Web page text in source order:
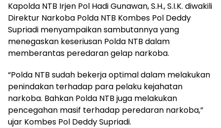
Kapolda NTB Irjen Pol Hadi Gunawan, S.H., S.I.K. diwakili
Direktur Narkoba Polda NTB Kombes Pol Deddy
Supriadi menyampaikan sambutannya yang
menegaskan keseriusan Polda NTB dalam
memberantas peredaran gelap narkoba.
“Polda NTB sudah bekerja optimal dalam melakukan
penindakan terhadap para pelaku kejahatan
narkoba. Bahkan Polda NTB juga melakukan
pencegahan masif terhadap peredaran narkoba,”
ujar Kombes Pol Deddy Supriadi.